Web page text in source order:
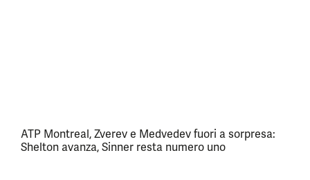
ATP Montreal, Zverev e Medvedev fuori a sorpresa:
Shelton avanza, Sinner resta numero uno